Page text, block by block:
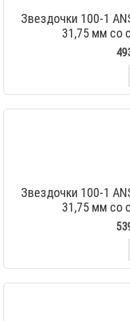
Звездочки 100-1
31,75 мм со
Звездочки 100-1
31,75 мм со